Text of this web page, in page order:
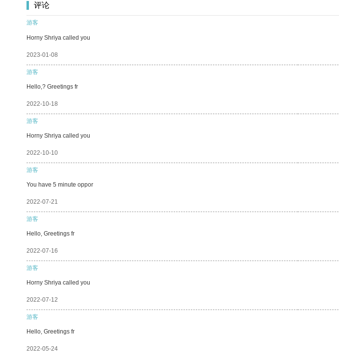
评论
游客
Horny Shriya called you
2023-01-08
游客
Hello,? Greetings fr
2022-10-18
游客
Horny Shriya called you
2022-10-10
游客
You have 5 minute oppor
2022-07-21
游客
Hello, Greetings fr
2022-07-16
游客
Horny Shriya called you
2022-07-12
游客
Hello, Greetings fr
2022-05-24